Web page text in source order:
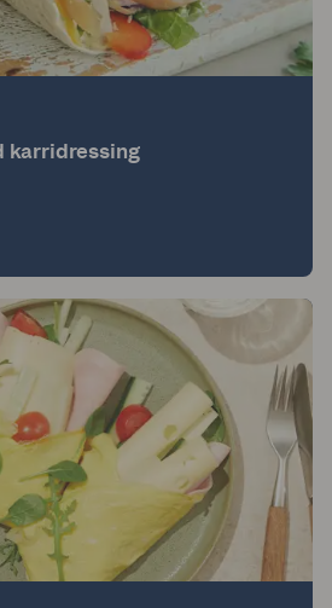
karridressing